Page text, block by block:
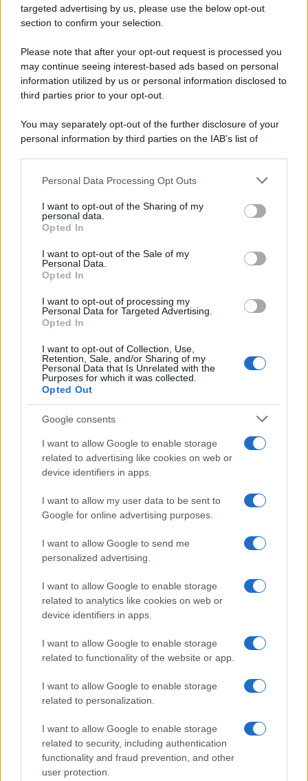
targeted advertising by us, please use the below opt-out
section to confirm your selection.
Please note that after your opt-out request is processed you
may continue seeing interest-based ads based on personal
information utilized by us or personal information disclosed to
third parties prior to your opt-out.
You may separately opt-out of the further disclosure of your
personal information by third parties on the IAB’s list of
This information may also be disclosed by us to third parties
disclose it to other third parties.
Please note that this website/app uses one or more Google
services and may gather and store information including but
not limited to your visit or usage behaviour. You may click to
grant or deny consent to Google and its third-party tags to
consent section.
Personal Data Processing Opt Outs
I want to opt-out of the Sharing of my
personal data.
Opted In
I want to opt-out of the Sale of my
Personal Data.
Opted In
I want to opt-out of processing my
Personal Data for Targeted Advertising.
Opted In
I want to opt-out of Collection, Use,
Retention, Sale, and/or Sharing of my
Personal Data that Is Unrelated with the
Purposes for which it was collected.
Opted Out
Google consents
I want to allow Google to enable storage
related to advertising like cookies on web or
device identifiers in apps.
I want to allow my user data to be sent to
Google for online advertising purposes.
I want to allow Google to send me
personalized advertising.
I want to allow Google to enable storage
related to analytics like cookies on web or
device identifiers in apps.
I want to allow Google to enable storage
related to functionality of the website or app.
I want to allow Google to enable storage
related to personalization.
I want to allow Google to enable storage
related to security, including authentication
functionality and fraud prevention, and other
user protection.